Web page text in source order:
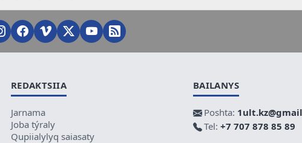
REDAKTSIIA
Jarnama
Joba týraly
Qupiialylyq saiasaty
BAILANYS
Poshta:
Tel: +7 707 878 85 89